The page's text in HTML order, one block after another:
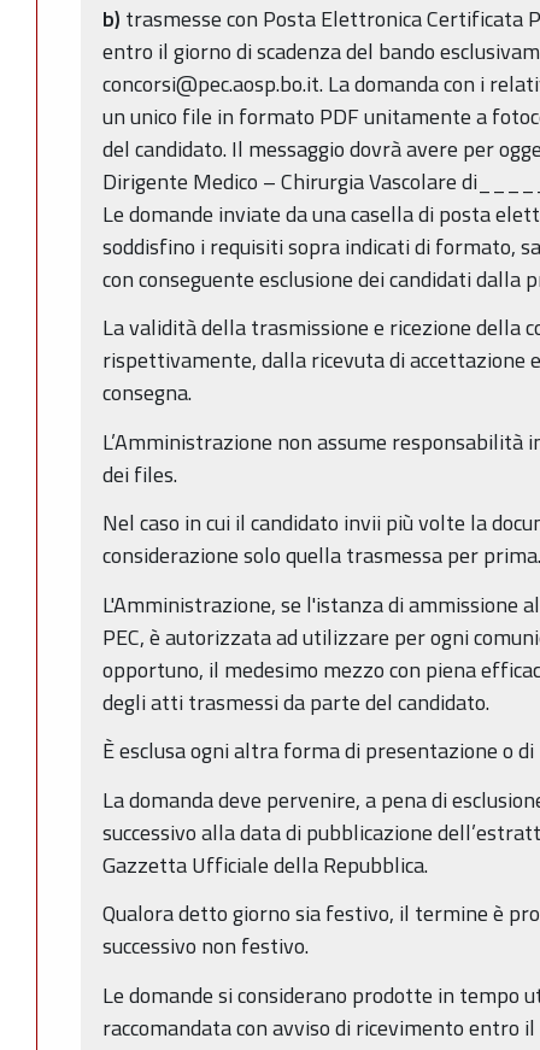
b) trasmesse con Posta Elettronica Certificata
entro il giorno di scadenza del bando
concorsi@pec.aosp.bo.it. La domanda con i
un unico file in formato PDF unitamente a
del candidato. Il messaggio dovrà avere per
Dirigente Medico – Chirurgia Vascolare
Le domande inviate da una casella di posta
soddisfino i requisiti sopra indicati di formato,
con conseguente esclusione dei candidati dalla
La validità della trasmissione e ricezione della
rispettivamente, dalla ricevuta di accettazione
consegna.
L’Amministrazione non assume responsabilità
dei files.
Nel caso in cui il candidato invii più volte la
considerazione solo quella trasmessa per prima.
L'Amministrazione, se l'istanza di ammissione
PEC, è autorizzata ad utilizzare per ogni
opportuno, il medesimo mezzo con piena
degli atti trasmessi da parte del candidato.
È esclusa ogni altra forma di presentazione o
La domanda deve pervenire, a pena di
successivo alla data di pubblicazione
Gazzetta Ufficiale della Repubblica.
Qualora detto giorno sia festivo, il termine è
successivo non festivo.
Le domande si considerano prodotte in tempo
raccomandata con avviso di ricevimento entro